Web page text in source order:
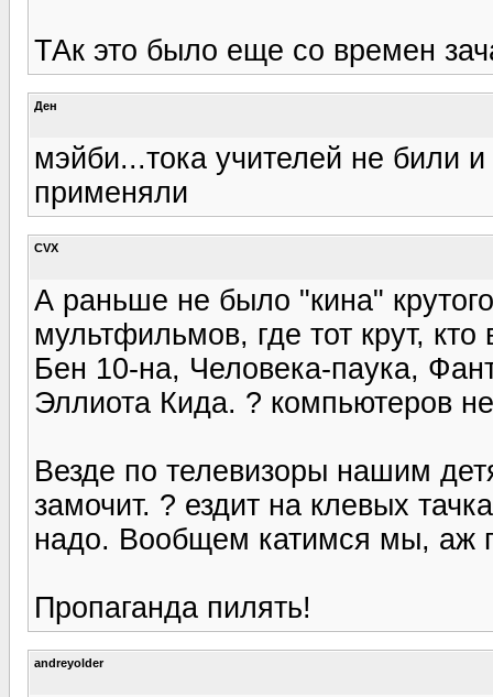
ТАк это было еще со времен
Ден
мэйби...тока учителей не били
применяли
CVX
А раньше не было "кина"
мультфильмов, где тот крут,
Бен 10-на, Человека-паука,
Эллиота Кида. ? компьютеров
Везде по телевизоры нашим
замочит. ? ездит на клевых
надо. Вообщем катимся мы, аж
Пропаганда пилять!
andreyolder